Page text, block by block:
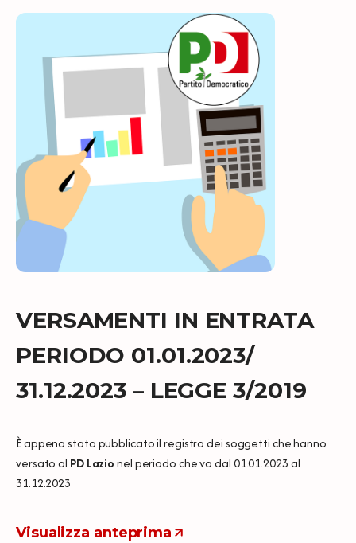
VERSAMENTI IN ENTRATA
PERIODO 01.01.2023/
31.12.2023 – LEGGE 3/2019
È appena stato pubblicato il registro dei soggetti che hanno
versato al PD Lazionel periodo che va dal 01.01.2023 al
31.12.2023
Visualizza anteprima